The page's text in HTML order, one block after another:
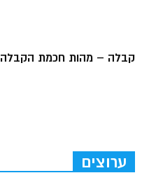
קבלה – מהות חכמת הקבלה
ערוצים